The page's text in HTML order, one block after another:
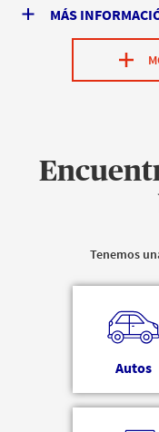
MÁS
Tenemos
Autos